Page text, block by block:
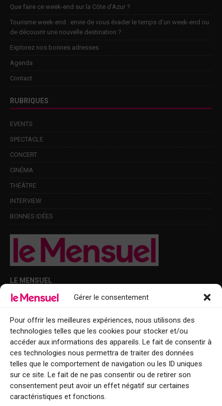
Gérer le consentement
Pour offrir les meilleures expériences, nous utilisons des
technologies telles que les cookies pour stocker et/ou
accéder aux informations des appareils. Le fait de consentir à
ces technologies nous permettra de traiter des données
telles que le comportement de navigation ou les ID uniques
sur ce site. Le fait de ne pas consentir ou de retirer son
consentement peut avoir un effet négatif sur certaines
caractéristiques et fonctions.
Que faire ce week-end sur la Côte d’Azur ?
Tourisme week-end : envie de vous évader le temps d’un week-end ou
de découvrir une nouvelle destination ?
Explorez nos bonnes adresses
Agenda
Contact
RUBRIQUES
EVENTS
SPECTACLE
CONCERT
CINÉMA
THÉÂTRE
INTERVIEW
BONNES IDÉES
LE MENSUEL
Points de diffusion Var et Alpes-Maritimes : oû trouver Le Mensuel ?
Le Mensuel en PDF : consultez le magazine en ligne
Qui sommes-nous ?
BFM Top Sorties
EVENT
Tourisme week-end : envie de vous évader le temps d’un week-end ou